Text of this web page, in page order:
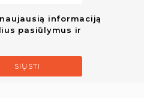
informaciją
pasiūlymus ir
SIŲSTI